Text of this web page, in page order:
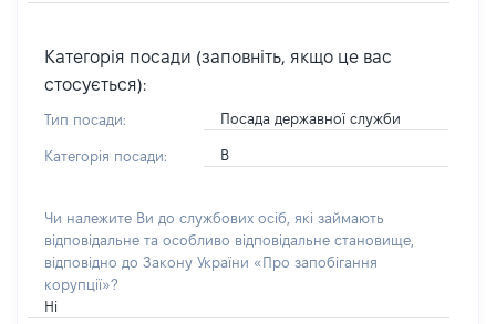
Категорія посади (заповніть, якщо це вас
стосується):
Тип посади: Посада державної служби
Категорія посади: В
Чи належите Ви до службових осіб, які займають
відповідальне та особливо відповідальне становище,
відповідно до Закону України «Про запобігання
корупції»?
Ні